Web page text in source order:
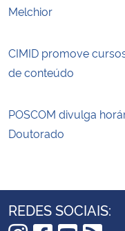
Melchior
CIMID promove
de conteúdo
POSCOM divulga
Doutorado
REDES SOCIAIS: